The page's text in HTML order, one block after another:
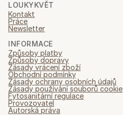
LOUKYKVĚT
Kontakt
Práce
Newsletter
INFORMACE
Způsoby platby
Způsoby dopravy
Zásady vrácení zboží
Obchodní podmínky
Zásady ochrany osobních údajů
Zásady používání souborů cookie
Fytosanitární regulace
Provozovatel
Autorská práva